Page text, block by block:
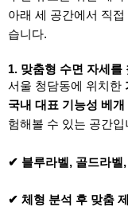
아래 세 공간에서 직
습니다.
1. 맞춤형 수면 자세를
서울 청담동에 위치한
국내 대표 기능성 베개
험해볼 수 있는 공간입
✔ 블루라벨, 골드라벨
✔ 체형 분석 후 맞춤